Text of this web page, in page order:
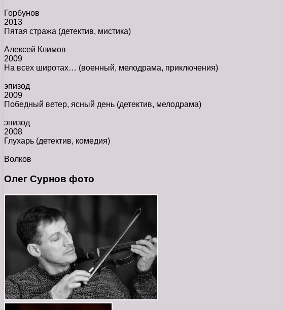
Горбунов
2013
Пятая стража (детектив, мистика)
Алексей Климов
2009
На всех широтах… (военный, мелодрама, приключения)
эпизод
2009
Победный ветер, ясный день (детектив, мелодрама)
эпизод
2008
Глухарь (детектив, комедия)
Волков
Олег Сурнов фото